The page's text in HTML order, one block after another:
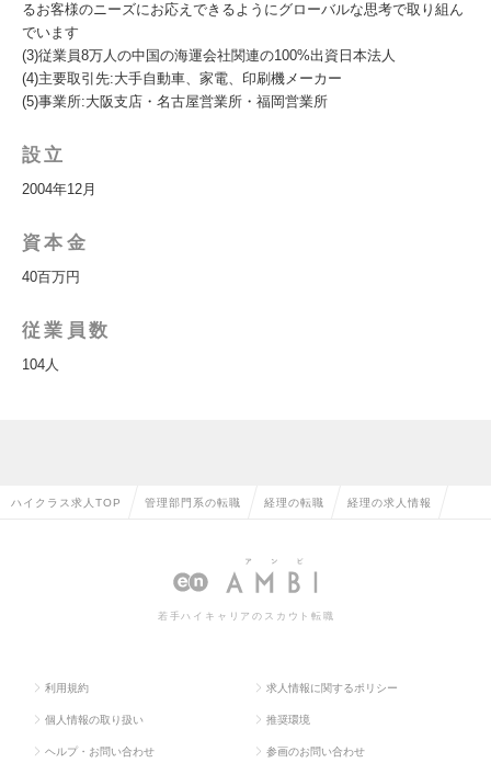
るお客様のニーズにお応えできるようにグローバルな思考で取り組ん
でいます
(3)従業員8万人の中国の海運会社関連の100%出資日本法人
(4)主要取引先:大手自動車、家電、印刷機メーカー
(5)事業所:大阪支店・名古屋営業所・福岡営業所
設立
2004年12月
資本金
40百万円
従業員数
104人
ハイクラス求人TOP 管理部門系の転職 経理の転職 経理の求人情報
若手ハイキャリアのスカウト転職
利用規約 求人情報に関するポリシー
個人情報の取り扱い 推奨環境
ヘルプ・お問い合わせ 参画のお問い合わせ